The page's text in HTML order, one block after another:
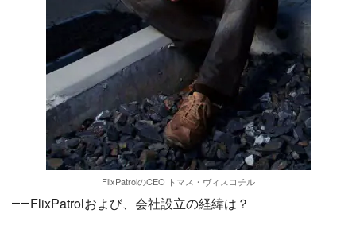
FlixPatrolのCEO トマス・ヴィスコチル
――FlixPatrolおよび、会社設立の経緯は？